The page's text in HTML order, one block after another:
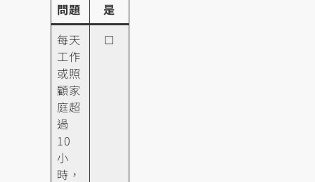
問題
是
每天
工作
或照
顧家
庭超
過
10
小
時，
☐